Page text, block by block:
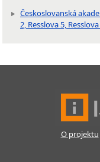
Českoslovanská
2, Resslova 5,
O projektu